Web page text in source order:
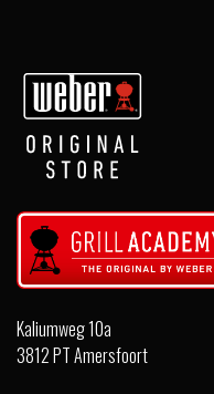
Kaliumweg 10a
3812 PT Amersfoort